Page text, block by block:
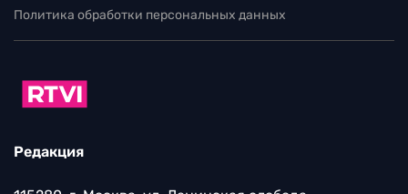
Политика обработки персональных данных
Редакция